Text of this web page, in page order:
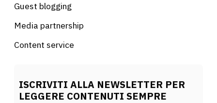
Guest blogging
Media partnership
Content service
ISCRIVITI ALLA NEWSLETTER PER
LEGGERE CONTENUTI SEMPRE